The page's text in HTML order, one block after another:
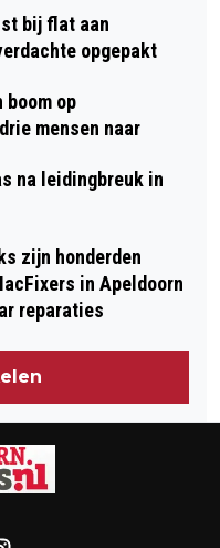
bij flat aan
opgepakt
op
mensen naar
na leidingbreuk in
zijn honderden
in Apeldoorn
reparaties